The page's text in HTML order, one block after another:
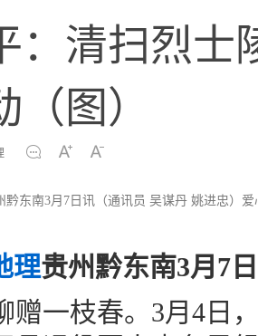
：清扫烈士
图）
黔东南3月7日讯（通讯员 吴谋丹 姚进忠）
理贵州黔东南3月7
赠一枝春。3月4日